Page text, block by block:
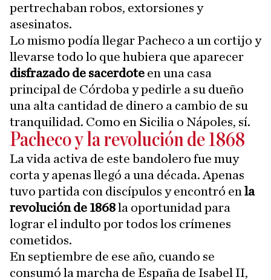
pertrechaban robos, extorsiones y
asesinatos.
Lo mismo podía llegar Pacheco a un cortijo y
llevarse todo lo que hubiera que aparecer
disfrazado de sacerdote en una casa
principal de Córdoba y pedirle a su dueño
una alta cantidad de dinero a cambio de su
tranquilidad. Como en Sicilia o Nápoles, sí.
Pacheco y la revolución de 1868
La vida activa de este bandolero fue muy
corta y apenas llegó a una década. Apenas
tuvo partida con discípulos y encontró en la
revolución de 1868la oportunidad para
lograr el indulto por todos los crímenes
cometidos.
En septiembre de ese año, cuando se
consumó la marcha de España de Isabel II,